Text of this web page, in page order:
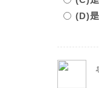
(D)